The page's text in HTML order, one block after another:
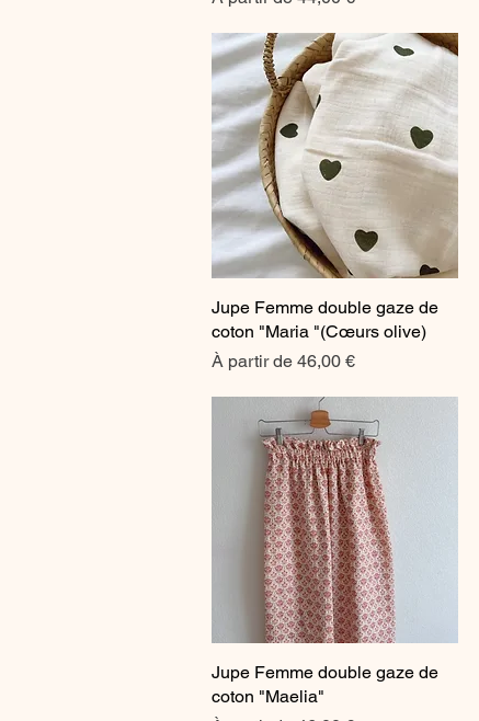
Aperçu rapide
Jupe Femme double gaze de
coton "Maria "(Cœurs olive)
À partir de 46,00 €
Prix promotionnel
Aperçu rapide
Jupe Femme double gaze de
coton "Maelia"